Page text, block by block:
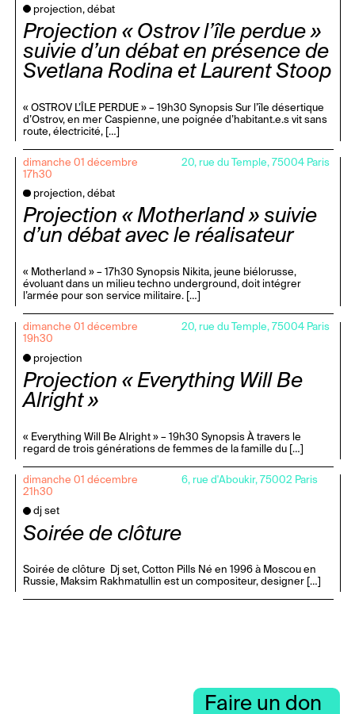
projection, débat
Projection « Ostrov l’île perdue »
suivie d’un débat en présence de
Svetlana Rodina et Laurent Stoop
« OSTROV L’ÎLE PERDUE » – 19h30 Synopsis Sur l’île désertique
d’Ostrov, en mer Caspienne, une poignée d’habitant.e.s vit sans
route, électricité, […]
dimanche 01 décembre
17h30
20, rue du Temple, 75004 Paris
projection, débat
Projection « Motherland » suivie
d’un débat avec le réalisateur
« Motherland » – 17h30 Synopsis Nikita, jeune biélorusse,
évoluant dans un milieu techno underground, doit intégrer
l’armée pour son service militaire. […]
dimanche 01 décembre
19h30
20, rue du Temple, 75004 Paris
projection
Projection « Everything Will Be
Alright »
« Everything Will Be Alright » – 19h30 Synopsis À travers le
regard de trois générations de femmes de la famille du […]
dimanche 01 décembre
21h30
6, rue d'Aboukir, 75002 Paris
dj set
Soirée de clôture
Soirée de clôture Dj set, Cotton Pills Né en 1996 à Moscou en
Russie, Maksim Rakhmatullin est un compositeur, designer […]
Faire un don